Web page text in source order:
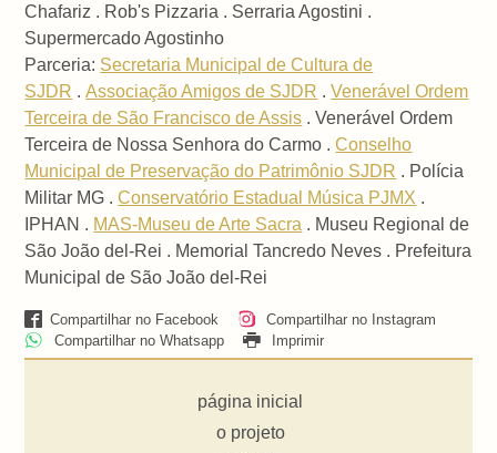
Chafariz . Rob's Pizzaria . Serraria Agostini .
Supermercado Agostinho
Parceria: Secretaria Municipal de Cultura de
SJDR .Associação Amigos de SJDR .Venerável Ordem
Terceira de São Francisco de Assis . Venerável Ordem
Terceira de Nossa Senhora do Carmo .Conselho
Municipal de Preservação do Patrimônio SJDR . Polícia
Militar MG .Conservatório Estadual Música PJMX .
IPHAN . MAS-Museu de Arte Sacra . Museu Regional de
São João del-Rei . Memorial Tancredo Neves . Prefeitura
Municipal de São João del-Rei
Compartilhar no Facebook
Compartilhar no Instagram
Compartilhar no Whatsapp
Imprimir
página inicial
o projeto